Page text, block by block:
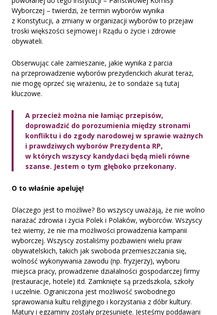
Wyborczej – twierdzi, że termin wyborów wynika
z Konstytucji, a zmiany w organizacji wyborów to przejaw
troski większości sejmowej i Rządu o życie i zdrowie
obywateli.
Obserwując całe zamieszanie, jakie wynika z parcia
na przeprowadzenie wyborów prezydenckich akurat teraz,
nie mogę oprzeć się wrażeniu, że to sondaże są tutaj
kluczowe.
A przecież można nie łamiąc przepisów,
doprowadzić do porozumienia między stronami
konfliktu i do zgody narodowej w sprawie ważnych
i prawdziwych wyborów Prezydenta RP,
w których wszyscy kandydaci będą mieli równe
szanse. Jestem o tym głęboko przekonany.
O to właśnie apeluję!
Dlaczego jest to możliwe? Bo wszyscy uważają, że nie wolno
narażać zdrowia i życia Polek i Polaków, wyborców. Wszyscy
też wiemy, że nie ma możliwości prowadzenia kampanii
wyborczej. Wszyscy zostaliśmy pozbawieni wielu praw
obywatelskich, takich jak swoboda przemieszczania się,
wolność wykonywania zawodu (np. fryzjerzy), wyboru
miejsca pracy, prowadzenie działalności gospodarczej firmy
(restauracje, hotele) itd. Zamknięte są przedszkola, szkoły
i uczelnie. Ograniczona jest możliwość swobodnego
sprawowania kultu religijnego i korzystania z dóbr kultury.
Matury i egzaminy zostały przesunięte. Jesteśmy poddawani